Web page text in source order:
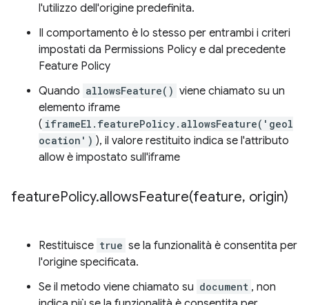
l'utilizzo dell'origine predefinita.
Il comportamento è lo stesso per entrambi i criteri
impostati da Permissions Policy e dal precedente
Feature Policy
Quando allowsFeature() viene chiamato su un
elemento iframe
( iframeEl.featurePolicy.allowsFeature('geol
ocation') ), il valore restituito indica se l'attributo
allow è impostato sull'iframe
featurePolicy.allowsFeature(feature, origin)
Restituisce true se la funzionalità è consentita per
l'origine specificata.
Se il metodo viene chiamato su document , non